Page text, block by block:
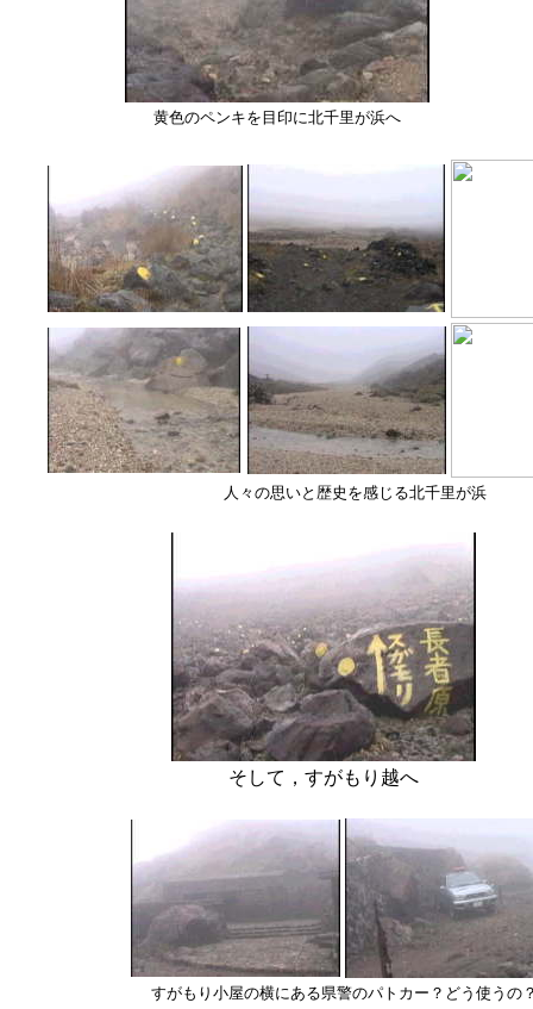
黄色のペンキを目印に北千里が浜へ
人々の思いと歴史を感じる北千里が浜
そして，すがもり越へ
すがもり小屋の横にある県警のパトカー？どう使うの